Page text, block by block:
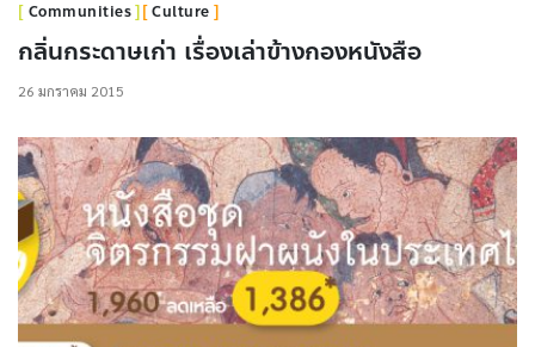
Communities Culture
กลิ่นกระดาษเก่า เรื่องเล่าข้างกองหนังสือ
26 มกราคม 2015